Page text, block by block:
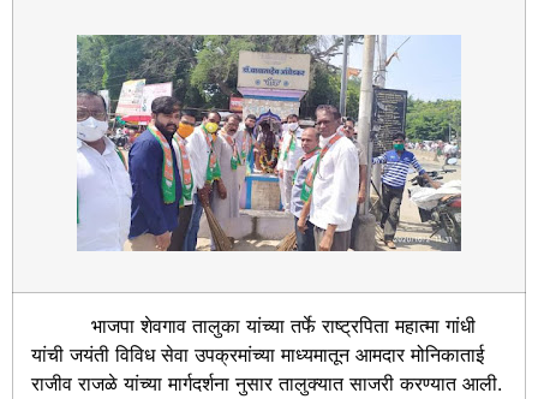
भाजपा शेवगाव तालुका यांच्या तर्फे राष्ट्रपिता महात्मा गांधी
यांची जयंती विविध सेवा उपक्रमांच्या माध्यमातून आमदार मोनिकाताई
राजीव राजळे यांच्या मार्गदर्शना नुसार तालुक्यात साजरी करण्यात आली.